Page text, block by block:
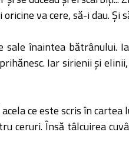
va cere, să-i dau.
înaintea bătrânului.
Iar sirienii şi
ce este scris în cartea
Însă tâlcuirea